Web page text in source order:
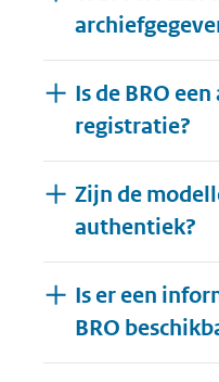
Is de BRO
registratie?
Zijn de
authentiek?
Is er een
BRO